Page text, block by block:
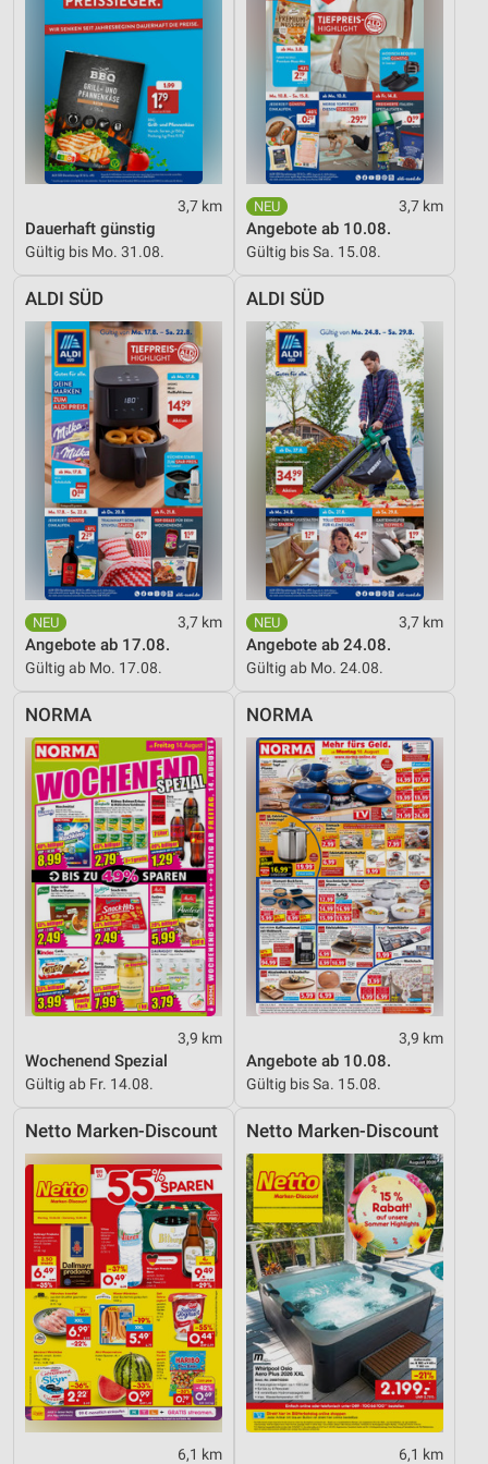
3,7 km
Dauerhaft günstig
Gültig bis Mo. 31.08.
3,7 km
Angebote ab 10.08.
Gültig bis Sa. 15.08.
ALDI SÜD
3,7 km
Angebote ab 17.08.
Gültig ab Mo. 17.08.
ALDI SÜD
3,7 km
Angebote ab 24.08.
Gültig ab Mo. 24.08.
NORMA
3,9 km
Wochenend Spezial
Gültig ab Fr. 14.08.
NORMA
3,9 km
Angebote ab 10.08.
Gültig bis Sa. 15.08.
Netto Marken-Discount
6,1 km
Netto Marken-Discount
6,1 km
Nicht-IAB-Verarbeitungszwecke:
Notwendig
Performance
Funktional